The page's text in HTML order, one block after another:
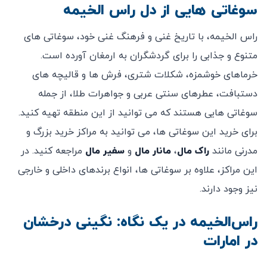
سوغاتی ‌هایی از دل راس الخیمه
راس الخیمه، با تاریخ غنی و فرهنگ غنی خود، سوغاتی‌ های
متنوع و جذابی را برای گردشگران به ارمغان آورده است.
خرماهای خوشمزه، شکلات شتری، فرش‌ ها و قالیچه‌ های
دستبافت، عطرهای سنتی عربی و جواهرات طلا، از جمله
سوغاتی‌ هایی هستند که می‌ توانید از این منطقه تهیه کنید.
برای خرید این سوغاتی ‌ها، می‌ توانید به مراکز خرید بزرگ و
مدرنی مانند راک مال، مانار مال و سفیر مال مراجعه کنید. در
این مراکز، علاوه بر سوغاتی ‌ها، انواع برندهای داخلی و خارجی
نیز وجود دارند.
راس‌الخیمه در یک نگاه: نگینی درخشان
در امارات